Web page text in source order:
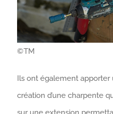
©TM
Ils ont également apporter
création d’une charpente